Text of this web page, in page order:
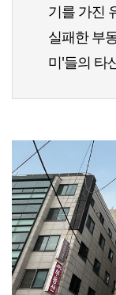
기를 가진
실패한 부
미'들의 타